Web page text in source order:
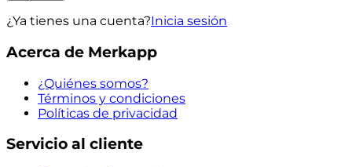
¿Ya tienes una cuenta?Inicia sesión
Acerca de Merkapp
¿Quiénes somos?
Términos y condiciones
Políticas de privacidad
Servicio al cliente